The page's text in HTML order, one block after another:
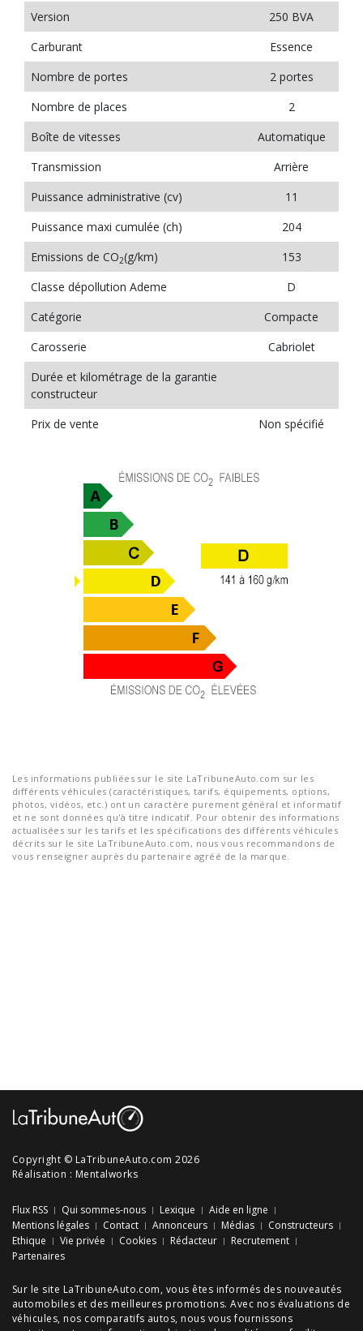
Version
250 BVA
Carburant
Essence
Nombre de portes
2 portes
Nombre de places
2
Boîte de vitesses
Automatique
Transmission
Arrière
Puissance administrative (cv)
11
Puissance maxi cumulée (ch)
204
Emissions de CO2(g/km)
153
Classe dépollution Ademe
D
Catégorie
Compacte
Carosserie
Cabriolet
Durée et kilométrage de la garantie
constructeur
Prix de vente
Non spécifié
Les informations publiées sur le site LaTribuneAuto.com sur les
différents véhicules (caractéristiques, tarifs, équipements, options,
photos, vidéos, etc.) ont un caractère purement général et informatif
et ne sont données qu'à titre indicatif. Pour obtenir des informations
actualisées sur les tarifs et les spécifications des différents véhicules
décrits sur le site LaTribuneAuto.com, nous vous recommandons de
vous renseigner auprès du partenaire agréé de la marque.
Copyright © LaTribuneAuto.com 2026
Réalisation : Mentalworks
Flux RSS Qui sommes-nous Lexique
Aide en ligne
Mentions légales
Contact Annonceurs Médias
Constructeurs
Ethique
Vie privée Cookies Rédacteur
Recrutement
Partenaires
Sur le site LaTribuneAuto.com, vous êtes informés des nouveautés
automobiles et des meilleures promotions. Avec nos évaluations de
véhicules, nos comparatifs autos, nous vous fournissons